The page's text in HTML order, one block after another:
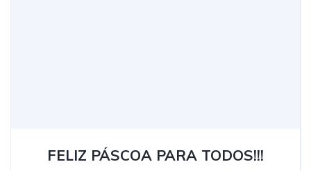
FELIZ PÁSCOA PARA TODOS!!!